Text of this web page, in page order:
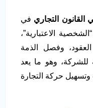
القانون التجاري في
الاعتبارية”،
وفصل الذمة
للشركة، وهو ما يعد
وتسهيل حركة التجارة